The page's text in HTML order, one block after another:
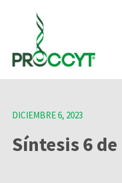
DICIEMBRE 6, 2023
Síntesis 6